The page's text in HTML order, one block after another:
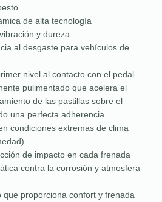
de alta tecnología
y dureza
al desgaste para vehículos de
nivel al contacto con el pedal
pulimentado que acelera el
de las pastillas sobre el
una perfecta adherencia
condiciones extremas de clima
de impacto en cada frenada
contra la corrosión y atmosfera
que proporciona confort y frenada